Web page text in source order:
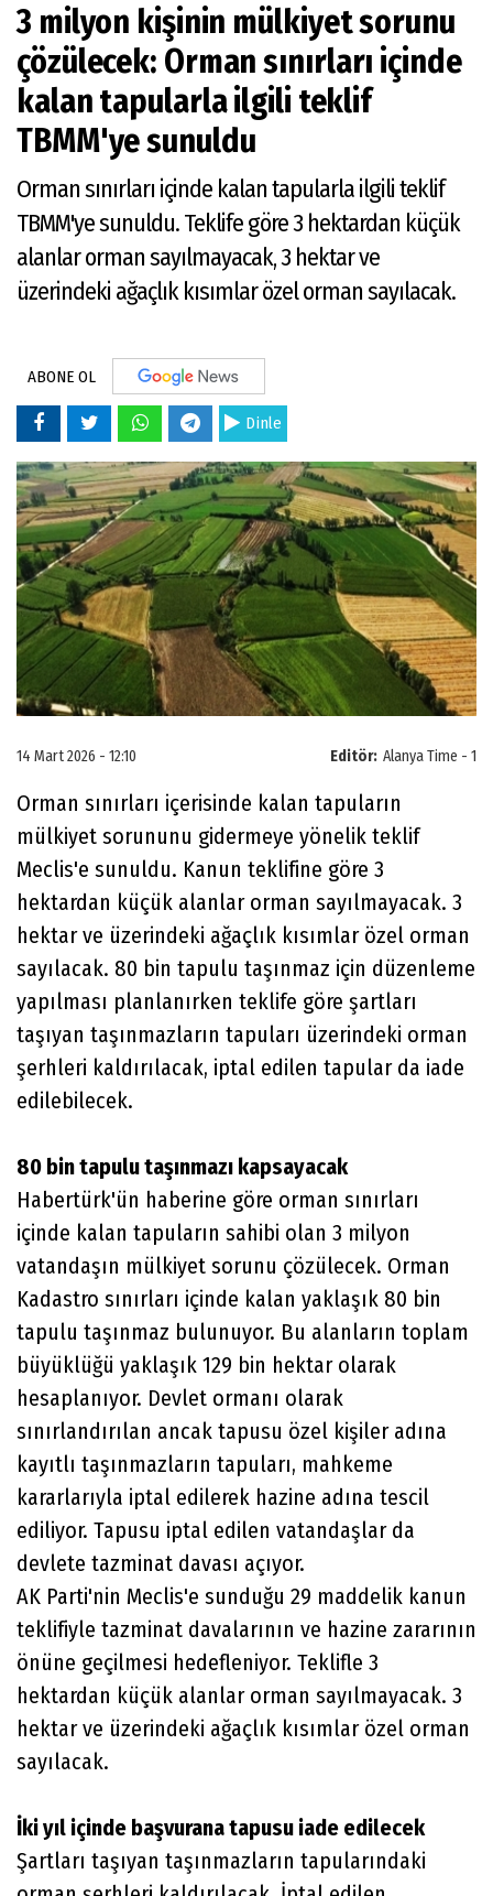
3 milyon kişinin mülkiyet sorunu
çözülecek: Orman sınırları içinde
kalan tapularla ilgili teklif
TBMM'ye sunuldu
Orman sınırları içinde kalan tapularla ilgili teklif
TBMM'ye sunuldu. Teklife göre 3 hektardan küçük
alanlar orman sayılmayacak, 3 hektar ve
üzerindeki ağaçlık kısımlar özel orman sayılacak.
ABONE OL
Dinle
Editör: Alanya Time - 1
14 Mart 2026 - 12:10
Orman sınırları içerisinde kalan tapuların
mülkiyet sorununu gidermeye yönelik teklif
Meclis'e sunuldu. Kanun teklifine göre 3
hektardan küçük alanlar orman sayılmayacak. 3
hektar ve üzerindeki ağaçlık kısımlar özel orman
sayılacak. 80 bin tapulu taşınmaz için düzenleme
yapılması planlanırken teklife göre şartları
taşıyan taşınmazların tapuları üzerindeki orman
şerhleri kaldırılacak, iptal edilen tapular da iade
edilebilecek.
80 bin tapulu taşınmazı kapsayacak
Habertürk'ün haberine göre orman sınırları
içinde kalan tapuların sahibi olan 3 milyon
vatandaşın mülkiyet sorunu çözülecek. Orman
Kadastro sınırları içinde kalan yaklaşık 80 bin
tapulu taşınmaz bulunuyor. Bu alanların toplam
büyüklüğü yaklaşık 129 bin hektar olarak
hesaplanıyor. Devlet ormanı olarak
sınırlandırılan ancak tapusu özel kişiler adına
kayıtlı taşınmazların tapuları, mahkeme
kararlarıyla iptal edilerek hazine adına tescil
ediliyor. Tapusu iptal edilen vatandaşlar da
devlete tazminat davası açıyor.
AK Parti'nin Meclis'e sunduğu 29 maddelik kanun
teklifiyle tazminat davalarının ve hazine zararının
önüne geçilmesi hedefleniyor. Teklifle 3
hektardan küçük alanlar orman sayılmayacak. 3
hektar ve üzerindeki ağaçlık kısımlar özel orman
sayılacak.
İki yıl içinde başvurana tapusu iade edilecek
Şartları taşıyan taşınmazların tapularındaki